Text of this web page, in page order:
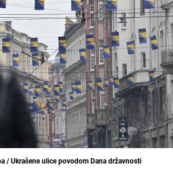
/ Ukrašene ulice povodom Dana državnosti